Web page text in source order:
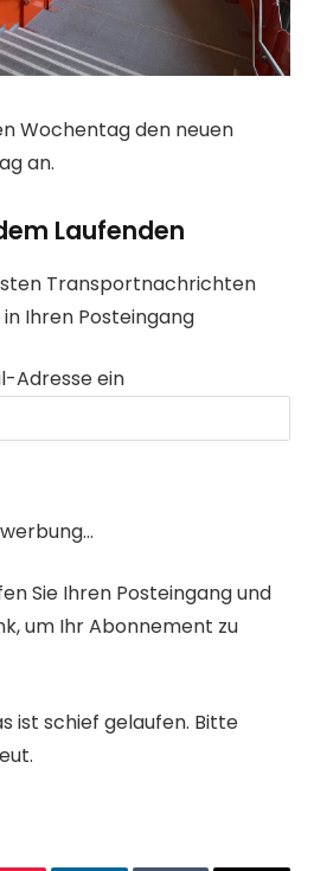
Wochentag den neuen
an.
Laufenden
Transportnachrichten
Ihren Posteingang
Adresse ein
Sie Ihren Posteingang und
um Ihr Abonnement zu
ist schief gelaufen. Bitte